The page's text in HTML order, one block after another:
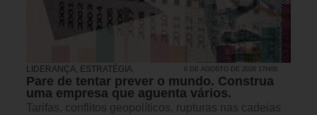
LIDERANÇA, ESTRATÉGIA 6 DE AGOSTO DE 2026 17H00
Pare de tentar prever o mundo. Construa
uma empresa que aguenta vários.
Tarifas, conflitos geopolíticos, rupturas nas cadeias